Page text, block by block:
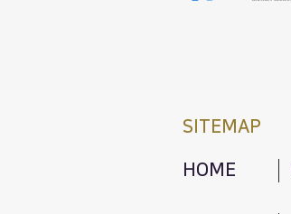
SITEMAP
HOME